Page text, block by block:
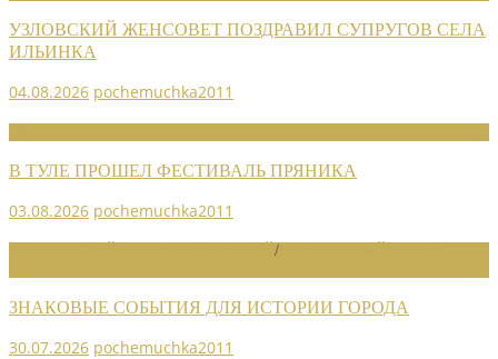
УЗЛОВСКИЙ ЖЕНСОВЕТ ПОЗДРАВИЛ СУПРУГОВ СЕЛА
ИЛЬИНКА
04.08.2026 pochemuchka2011
В ТУЛЕ ПРОШЕЛ ФЕСТИВАЛЬ ПРЯНИКА
03.08.2026 pochemuchka2011
/
ЗНАКОВЫЕ СОБЫТИЯ ДЛЯ ИСТОРИИ ГОРОДА
30.07.2026 pochemuchka2011